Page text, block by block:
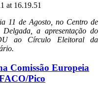
11 de Agosto, no Centro de
a apresentação do
ao Círculo Eleitoral da
Comissão Europeia
Pico